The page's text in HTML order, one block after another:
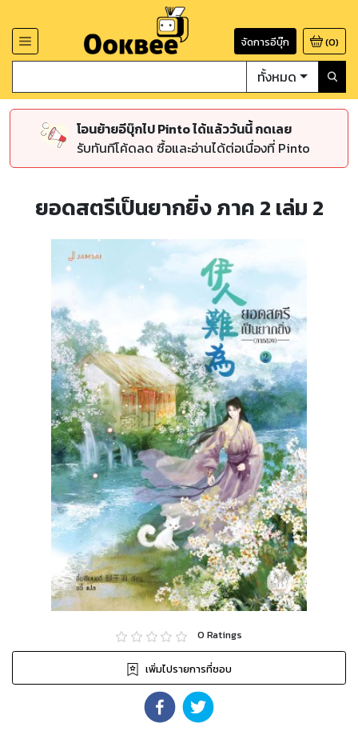
จัดการอีบุ๊ก (0)
ทั้งหมด
โอนย้ายอีบุ๊กไป Pinto ได้แล้ววันนี้ กดเลย
รับทันทีโค้ดลด ซื้อและอ่านได้ต่อเนื่องที่ Pinto
ยอดสตรีเป็นยากยิ่ง ภาค 2 เล่ม 2
0 Ratings
เพิ่มไปรายการที่ชอบ